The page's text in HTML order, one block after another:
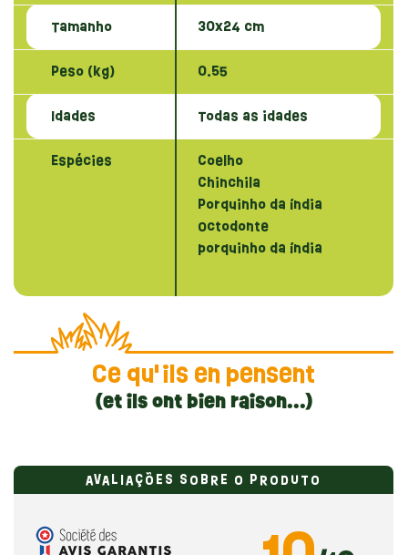
Tamanho 30x24 cm
Peso (kg) 0.55
Idades Todas as idades
Espécies
Coelho
Chinchila
Porquinho da índia
Octodonte
porquinho da índia
Ce qu'ils en pensent
(et ils ont bien raison...)
AVALIAÇÕES SOBRE O PRODUTO